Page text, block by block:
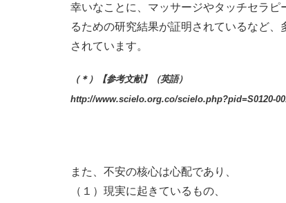
幸いなことに、マッサージやタッチセラ
るための研究結果が証明されているなど、
されています。
（＊）【参考文献】（英語）
http://www.scielo.org.co/scielo.php?pid=S0120-
また、不安の核心は心配であり、
（１）現実に起きているもの、